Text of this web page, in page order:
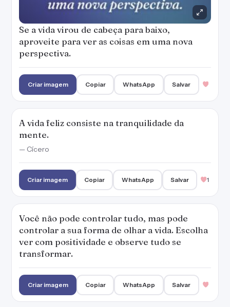
Se a vida virou de cabeça para baixo,
aproveite para ver as coisas em uma nova
perspectiva.
Criar imagem Copiar WhatsApp Salvar
A vida feliz consiste na tranquilidade da
mente.
— Cícero
Criar imagem Copiar WhatsApp Salvar 1
Você não pode controlar tudo, mas pode
controlar a sua forma de olhar a vida. Escolha
ver com positividade e observe tudo se
transformar.
Criar imagem Copiar WhatsApp Salvar